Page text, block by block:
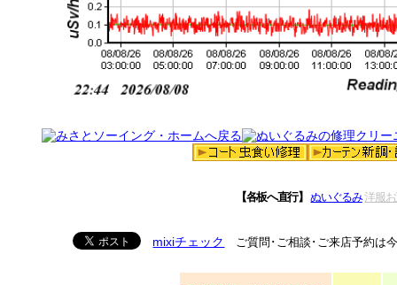
【各板へ直行】 ぬいぐるみ 洋服
mixiチェック ご質問･ご相談･ご来店予約は